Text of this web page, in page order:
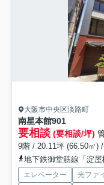
大阪市中央区淡路町
南星本館901
要相談 (要相談/坪)
9階 / 20.11坪 (66.50㎡)
地下鉄御堂筋線「淀
エレベーター 光ファ